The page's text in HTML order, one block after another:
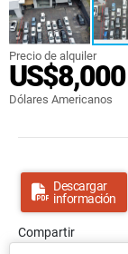
Precio de alquiler
US$8,000
Dólares Americanos
Descargar
información
Compartir